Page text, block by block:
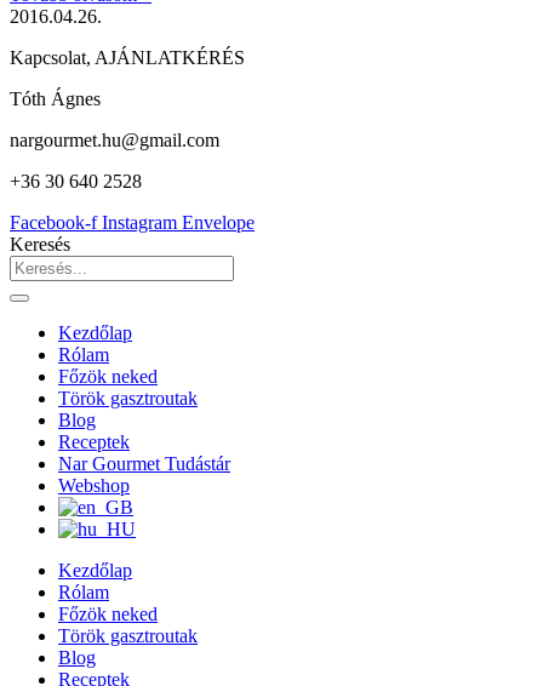
2016.04.26.
Kapcsolat, AJÁNLATKÉRÉS
Tóth Ágnes
nargourmet.hu@gmail.com
+36 30 640 2528
Facebook-f Instagram Envelope
Keresés
Kezdőlap
Rólam
Főzök neked
Török gasztroutak
Blog
Receptek
Nar Gourmet Tudástár
Webshop
Kezdőlap
Rólam
Főzök neked
Török gasztroutak
Blog
Receptek